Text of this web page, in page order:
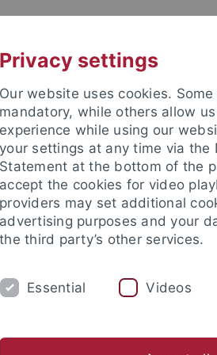
E-Journals Digitalisierte Bestände
Suchen & Ausleihen
Privacy settings
Our website uses cookies.
mandatory, while others allow
experience while using our
your settings at any time via the
Statement at the bottom of the
accept the cookies for video
providers may set additional
advertising purposes and your
the third party’s other services.
Essential Videos